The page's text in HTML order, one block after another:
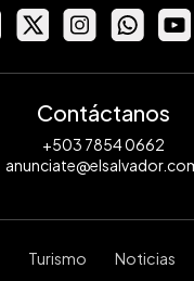
Contáctanos
+503 7854 0662
Turismo Noticias